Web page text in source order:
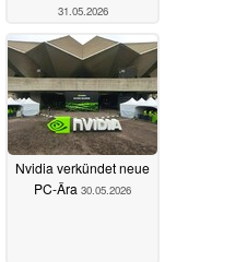
31.05.2026
Nvidia verkündet neue
PC-Ära 30.05.2026